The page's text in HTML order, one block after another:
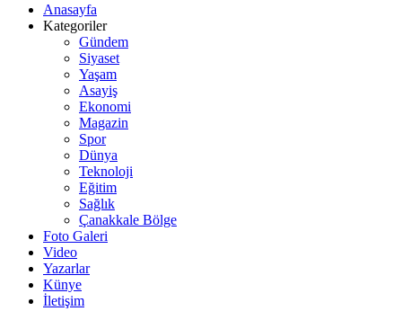
Anasayfa
Kategoriler
Gündem
Siyaset
Yaşam
Asayiş
Ekonomi
Magazin
Spor
Dünya
Teknoloji
Eğitim
Sağlık
Çanakkale Bölge
Foto Galeri
Video
Yazarlar
Künye
İletişim